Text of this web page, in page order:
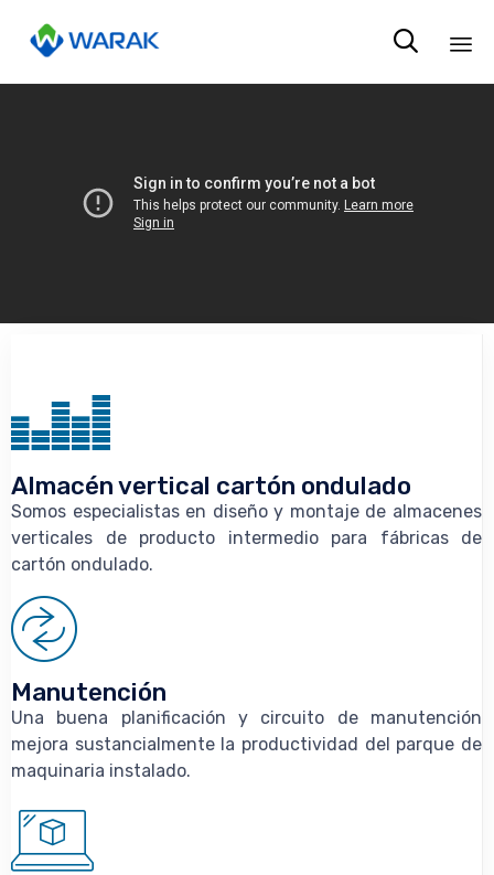

Almacén vertical cartón ondulado
Somos especialistas en diseño y montaje de almacenes
verticales de producto intermedio para fábricas de
cartón ondulado.
Manutención
Una buena planificación y circuito de manutención
mejora sustancialmente la productividad del parque de
maquinaria instalado.